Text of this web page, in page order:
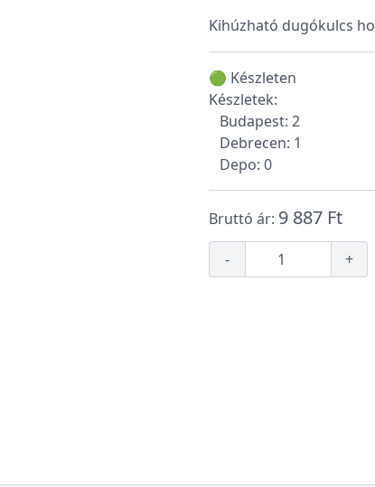
Kihúzható dugókulcs
🟢 Készleten
Készletek:
Budapest: 2
Debrecen: 1
Depo: 0
Bruttó ár: 9 887 Ft
- +